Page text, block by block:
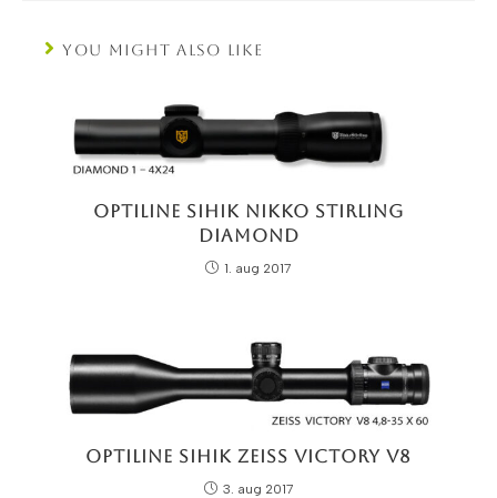
YOU MIGHT ALSO LIKE
Optiline Sihik Nikko Stirling
Diamond
1. aug 2017
Optiline Sihik Zeiss Victory V8
3. aug 2017